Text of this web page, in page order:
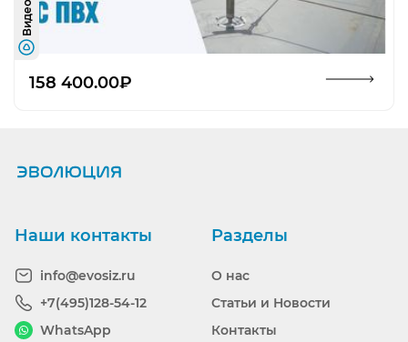
Видео
158 400.00₽
Разделы
О нас
Статьи и Новости
Контакты
Наши контакты
info@evosiz.ru
+7(495)128-54-12
WhatsApp